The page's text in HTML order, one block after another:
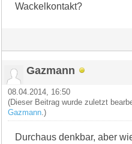
Wackelkontakt?
Gazmann
08.04.2014, 16:50
(Dieser Beitrag wurde zuletzt
Gazmann .)
Durchaus denkbar, aber